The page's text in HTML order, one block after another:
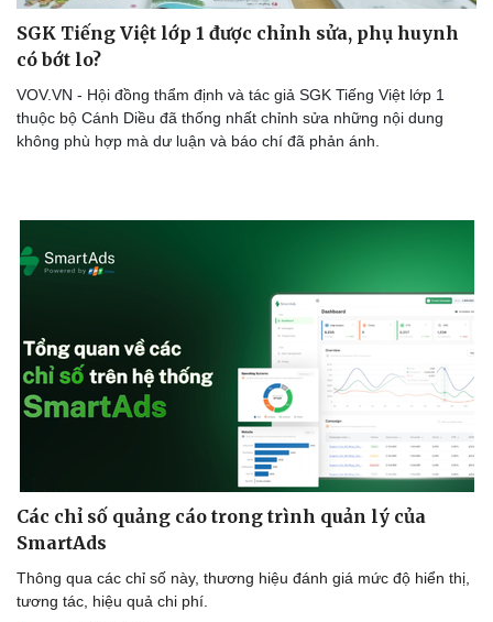
Cây thuốc
Làm đẹp - giảm cân
Phòng mạch online
Ăn sạch sống khỏe
SGK Tiếng Việt lớp 1 được chỉnh sửa, phụ huynh
có bớt lo?
VOV.VN - Hội đồng thẩm định và tác giả SGK Tiếng Việt lớp 1
thuộc bộ Cánh Diều đã thống nhất chỉnh sửa những nội dung
không phù hợp mà dư luận và báo chí đã phản ánh.
Các chỉ số quảng cáo trong trình quản lý của
SmartAds
Thông qua các chỉ số này, thương hiệu đánh giá mức độ hiển thị,
tương tác, hiệu quả chi phí.